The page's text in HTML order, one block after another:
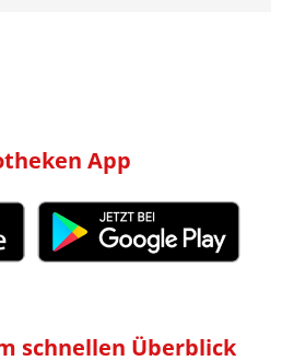
App
schnellen Überblick